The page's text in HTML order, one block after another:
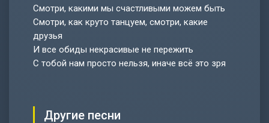
Смотри, какими мы счастливыми можем быть
Смотри, как круто танцуем, смотри, какие
друзья
И все обиды некрасивые не пережить
С тобой нам просто нельзя, иначе всё это зря
Другие песни